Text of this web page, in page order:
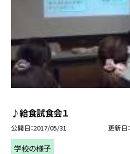
♪給食試食会１
公開日 2017/05/31 更新日
学校の様子